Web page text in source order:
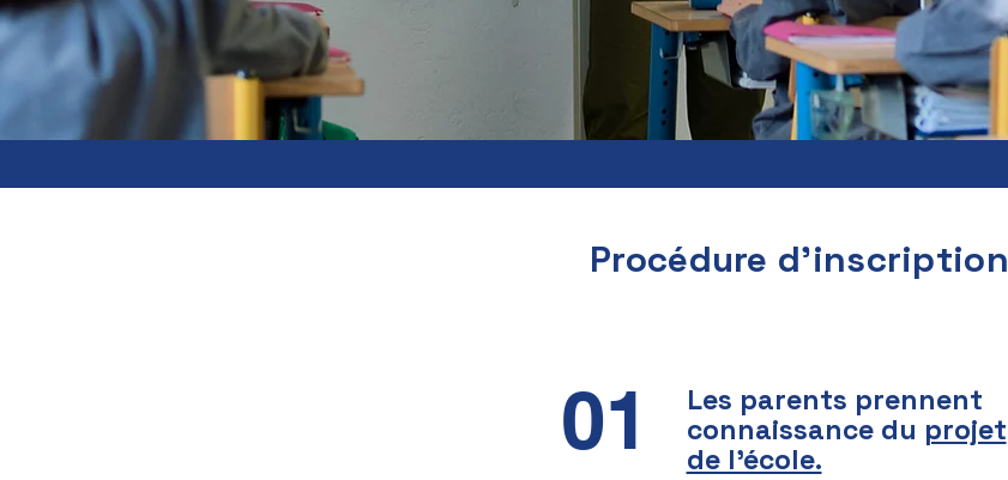
Procédure d'inscription
01
Les parents prennent
connaissance du projet
de l'école.